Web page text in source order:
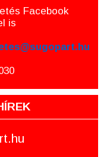
Facebook
is